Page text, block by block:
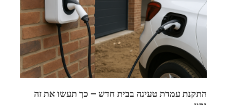
התקנת עמדת טעינה בבית חדש – כך תעשו את זה